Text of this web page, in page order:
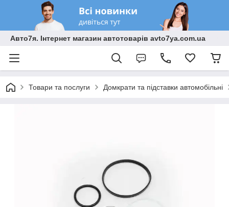
Авто7я. Інтернет магазин автотоварів avto7ya.com.ua
Товари та послуги Домкрати та підставки автомобільні